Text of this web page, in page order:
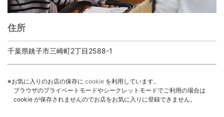
住所
千葉県銚子市三崎町2丁目2588-1
※お気に入りのお店の保存に cookie を利用しています。
ブラウザのプライベートモードやシークレットモードでご利用の場合は
cookie が保存されませんのでお店をお気に入りに登録できません。